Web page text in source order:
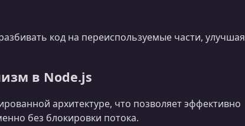
код на переиспользуемые части, улучшая
в Node.js
архитектуре, что позволяет эффективно
без блокировки потока.